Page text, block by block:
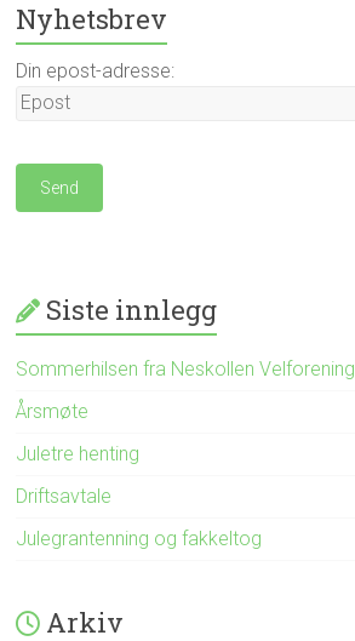
Nyhetsbrev
Din epost-adresse:
Siste innlegg
Sommerhilsen fra Neskollen Velforening
Årsmøte
Juletre henting
Driftsavtale
Julegrantenning og fakkeltog
Arkiv